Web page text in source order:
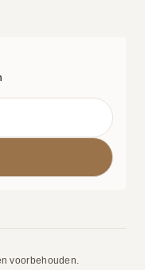
voorbehouden.